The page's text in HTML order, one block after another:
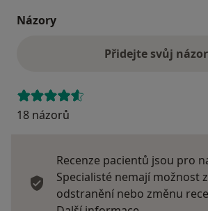
Názory
Přidejte svůj názor
18 názorů
Recenze pacientů jsou pro
Specialisté nemají možnost
odstranění nebo změnu